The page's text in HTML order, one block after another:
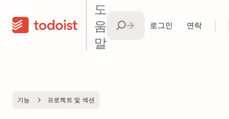
도
움
말
로그인 연락
기능 프로젝트 및 섹션